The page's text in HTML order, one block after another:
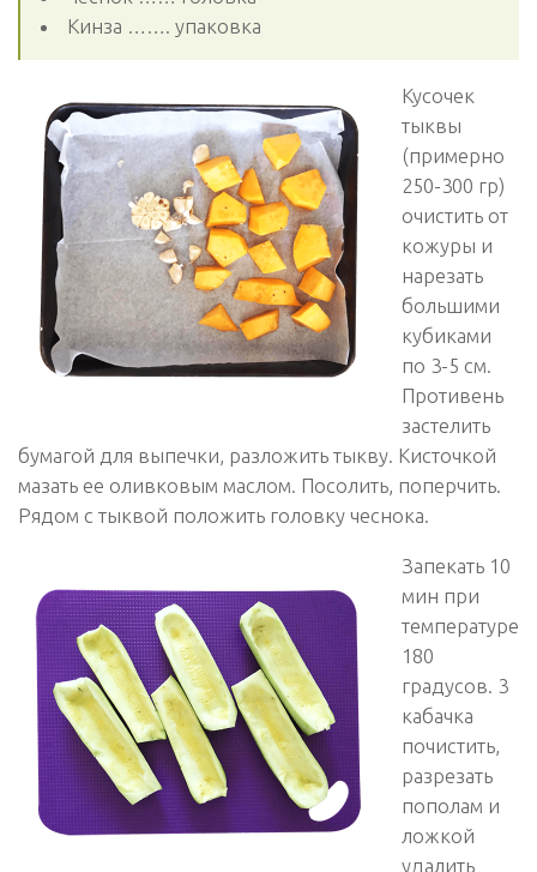
Кинза ……. упаковка
Кусочек
тыквы
(примерно
250-300 гр)
очистить от
кожуры и
нарезать
большими
кубиками
по 3-5 см.
Противень
застелить
бумагой для выпечки, разложить тыкву. Кисточкой
мазать ее оливковым маслом. Посолить, поперчить.
Рядом с тыквой положить головку чеснока.
Запекать 10
мин при
температуре
180
градусов. 3
кабачка
почистить,
разрезать
пополам и
ложкой
удалить